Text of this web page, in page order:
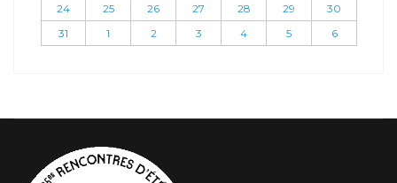
24
25 26 27 28 29
30
31
1 2 3 4 5 6